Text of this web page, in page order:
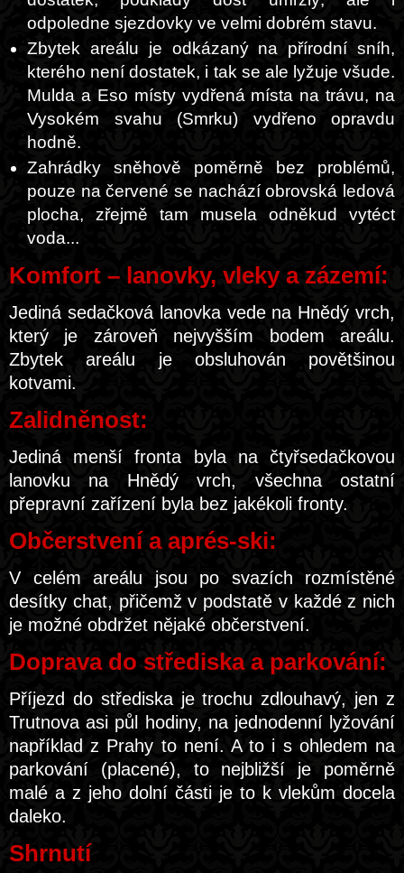
odpoledne sjezdovky ve velmi dobrém stavu.
Zbytek areálu je odkázaný na přírodní sníh,
kterého není dostatek, i tak se ale lyžuje všude.
Mulda a Eso místy vydřená místa na trávu, na
Vysokém svahu (Smrku) vydřeno opravdu
hodně.
Zahrádky sněhově poměrně bez problémů,
pouze na červené se nachází obrovská ledová
plocha, zřejmě tam musela odněkud vytéct
voda...
Komfort – lanovky, vleky a zázemí:
Jediná sedačková lanovka vede na Hnědý vrch,
který je zároveň nejvyšším bodem areálu.
Zbytek areálu je obsluhován povětšinou
kotvami.
Zalidněnost:
Jediná menší fronta byla na čtyřsedačkovou
lanovku na Hnědý vrch, všechna ostatní
přepravní zařízení byla bez jakékoli fronty.
Občerstvení a aprés-ski:
V celém areálu jsou po svazích rozmístěné
desítky chat, přičemž v podstatě v každé z nich
je možné obdržet nějaké občerstvení.
Doprava do střediska a parkování:
Příjezd do střediska je trochu zdlouhavý, jen z
Trutnova asi půl hodiny, na jednodenní lyžování
například z Prahy to není. A to i s ohledem na
parkování (placené), to nejbližší je poměrně
malé a z jeho dolní části je to k vlekům docela
daleko.
Shrnutí